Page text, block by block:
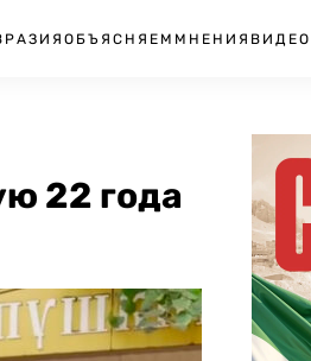
ОБЪЯСНЯЕМ МНЕНИЯ ВИДЕО
22 года